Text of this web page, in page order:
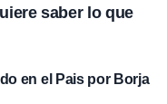
saber lo que
en el Pais por Borja